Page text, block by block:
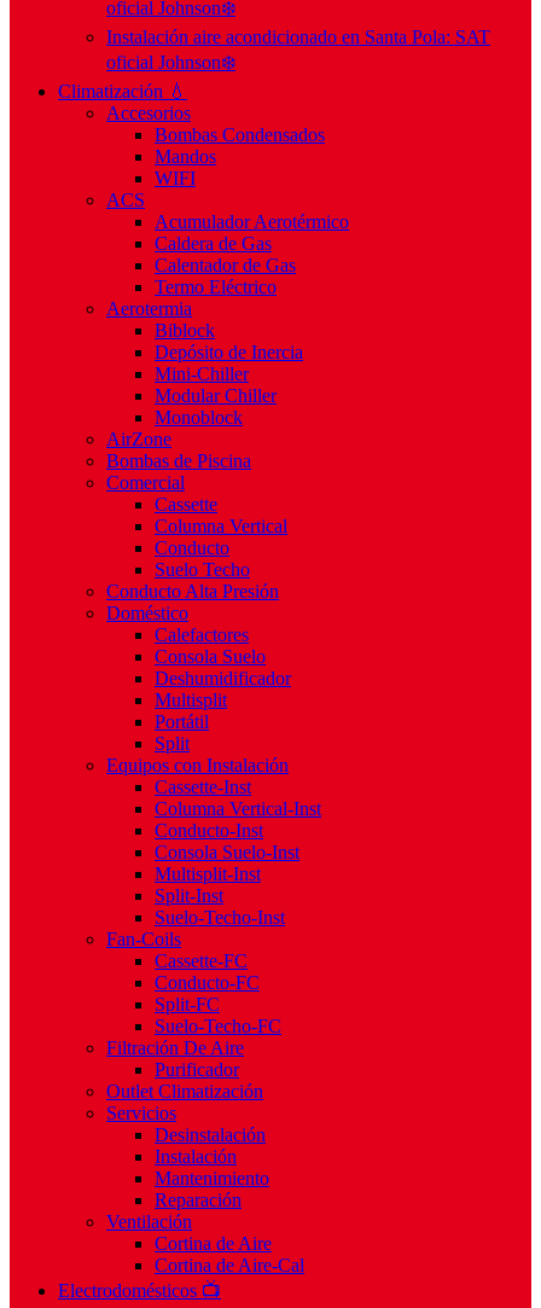
oficial Johnson❄️
Instalación aire acondicionado en Santa Pola: SAT
oficial Johnson❄️
Climatización 💧
Accesorios
Bombas Condensados
Mandos
WIFI
ACS
Acumulador Aerotérmico
Caldera de Gas
Calentador de Gas
Termo Eléctrico
Aerotermia
Biblock
Depósito de Inercia
Mini-Chiller
Modular Chiller
Monoblock
AirZone
Bombas de Piscina
Comercial
Cassette
Columna Vertical
Conducto
Suelo Techo
Conducto Alta Presión
Doméstico
Calefactores
Consola Suelo
Deshumidificador
Multisplit
Portátil
Split
Equipos con Instalación
Cassette-Inst
Columna Vertical-Inst
Conducto-Inst
Consola Suelo-Inst
Multisplit-Inst
Split-Inst
Suelo-Techo-Inst
Fan-Coils
Cassette-FC
Conducto-FC
Split-FC
Suelo-Techo-FC
Filtración De Aire
Purificador
Outlet Climatización
Servicios
Desinstalación
Instalación
Mantenimiento
Reparación
Ventilación
Cortina de Aire
Cortina de Aire-Cal
Electrodomésticos 📺